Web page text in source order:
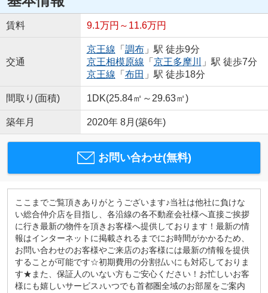
賃料 9.1万円～11.6万円
交通
京王線 「 調布」駅 徒歩9分
京王相模原線 「 京王多摩川
」駅 徒歩7分
京王線 「 布田 」駅 徒歩18分
間取り(面積) 1DK(25.84㎡～29.63㎡)
築年月 2020年 8月(築6年)
お問い合わせ(無料)
ここまでご覧頂きありがとうございます♪当社は他社に負けな
い総合仲介店を目指し、各沿線の各不動産会社様へ直接ご挨拶
に行き最新の物件を頂きお客様へ提供しております！最新の情
報はインターネットに掲載されるまでにお時間がかかるため、
お問い合わせのお客様やご来店のお客様には最新の情報を提供
することが可能です☆初期費用の分割払いにも対応しておりま
す★また、保証人のいない方もご安心ください！お忙しいお客
様にも嬉しいサービス♪いつでも首都圏全域のお部屋をご案内